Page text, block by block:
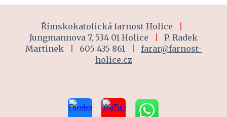
Římskokatolická farnost Holice
Jungmannova 7, 534 01 Holice
P. Radek
Martinek
605 435 861
farar@farnost-
holice.cz